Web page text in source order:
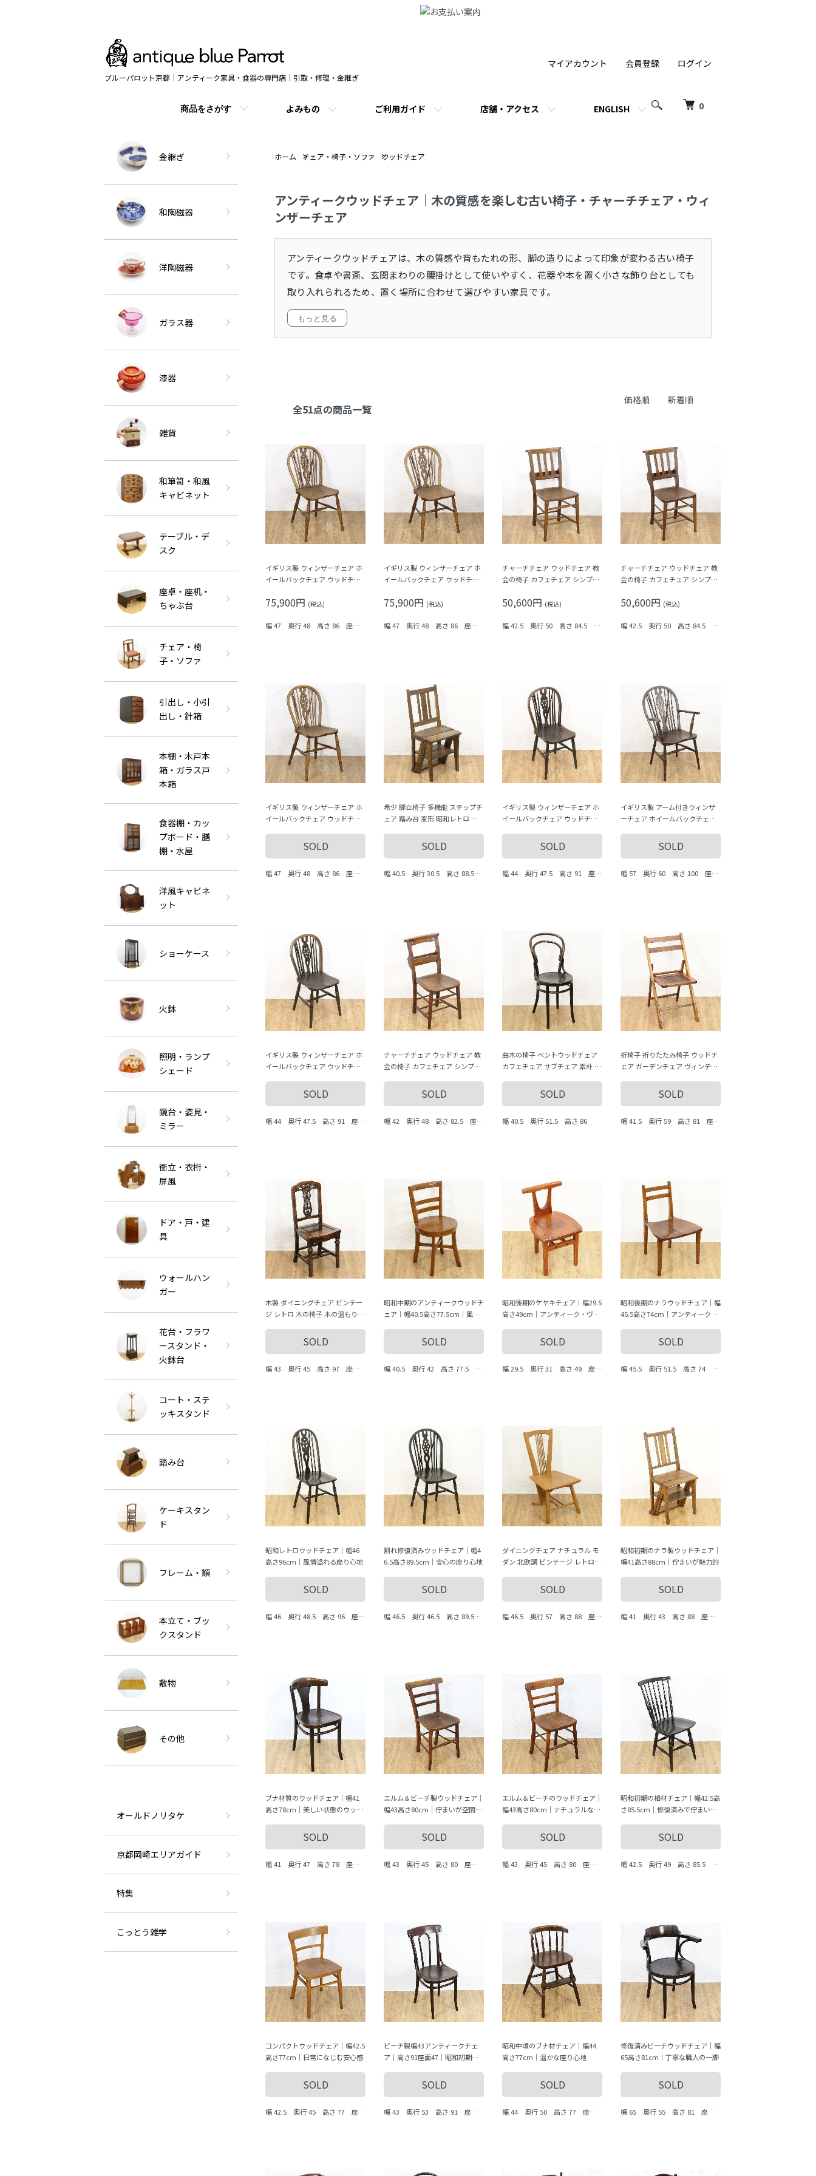
ブルーパロット京都｜アンティーク家具・食器の専門店｜引取・修理・金継ぎ
0
商品をさがす よみもの ご利用ガイド 店舗・アクセス ENGLISH
マイアカウント 会員登録 ログイン
ホーム チェア・椅子・ソファ ウッドチェア
アンティークウッドチェア｜木の質感を楽しむ古い椅子・チャーチチェア・ウィ
ンザーチェア
アンティークウッドチェアは、木の質感や背もたれの形、脚の造りによって印象が変わる古い椅子
です。食卓や書斎、玄関まわりの腰掛けとして使いやすく、花器や本を置く小さな飾り台としても
取り入れられるため、置く場所に合わせて選びやすい家具です。
もっと見る
全51点の商品一覧
価格順 新着順
イギリス製 ウィンザーチェア ホ
イールバックチェア ウッドチェ
木の温もり C
75,900円 (税込)
幅 47 奥行 48 高さ 86 座面
イギリス製 ウィンザーチェア ホ
イールバックチェア ウッドチェ
木の温もり B
75,900円 (税込)
幅 47 奥行 48 高さ 86 座面
チャーチチェア ウッドチェア 教
会の椅子 カフェチェア シンプル
ィーク ヴィンテージ 木の温もり
50,600円 (税込)
幅 42.5 奥行 50 高さ 84.5 座
チャーチチェア ウッドチェア 教
会の椅子 カフェチェア シンプル
ィーク ヴィンテージ 木の温もり
50,600円 (税込)
幅 42.5 奥行 50 高さ 84.5 座
イギリス製 ウィンザーチェア ホ
イールバックチェア ウッドチェ
木の温もり ASOLD
幅 47 奥行 48 高さ 86 座面
希少 脚立椅子 多機能 ステップチ
ェア 踏み台 変形 昭和レトロ 日
SOLD
幅 40.5 奥行 30.5 高さ 88.5
イギリス製 ウィンザーチェア ホ
イールバックチェア ウッドチェ
SOLD
幅 44 奥行 47.5 高さ 91 座面
イギリス製 アーム付きウィンザ
ーチェア ホイールバックチェア
ュラル 素朴 アンティーク 木の温
SOLD
幅 57 奥行 60 高さ 100 座面
イギリス製 ウィンザーチェア ホ
イールバックチェア ウッドチェ
SOLD
幅 44 奥行 47.5 高さ 91 座面
チャーチチェア ウッドチェア 教
会の椅子 カフェチェア シンプル
ィーク ヴィンテージ 木の温もり
SOLD
幅 42 奥行 48 高さ 82.5 座面
曲木の椅子 ベントウッドチェア
カフェチェア サブチェア 素朴 ア
SOLD
幅 40.5 奥行 51.5 高さ 86
折椅子 折りたたみ椅子 ウッドチ
ェア ガーデンチェア ヴィンテー
SOLD
幅 41.5 奥行 59 高さ 81 座面
木製 ダイニングチェア ビンテー
ジ レトロ 木の椅子 木の温もり
SOLD
幅 43 奥行 45 高さ 97 座面
昭和中期のアンティークウッドチ
ェア｜幅40.5高さ77.5cm｜風格
SOLD
幅 40.5 奥行 42 高さ 77.5 座
昭和後期のケヤキチェア｜幅29.5
高さ49cm｜アンティーク・ヴィ
SOLD
幅 29.5 奥行 31 高さ 49 座面
昭和後期のナラウッドチェア｜幅
45.5高さ74cm｜アンティークで
SOLD
幅 45.5 奥行 51.5 高さ 74 座
昭和レトロウッドチェア｜幅46
高さ96cm｜風情溢れる座り心地
SOLD
幅 46 奥行 48.5 高さ 96 座面
割れ修復済みウッドチェア｜幅4
6.5高さ89.5cm｜安心の座り心地
SOLD
幅 46.5 奥行 46.5 高さ 89.5
ダイニングチェア ナチュラル モ
ダン 北欧調 ビンテージ レトロ
SOLD
幅 46.5 奥行 57 高さ 88 座面
昭和初期のナラ製ウッドチェア｜
幅41高さ88cm｜佇まいが魅力的
SOLD
幅 41 奥行 43 高さ 88 座面
ブナ材質のウッドチェア｜幅41
高さ78cm｜美しい状態のウッド
SOLD
幅 41 奥行 47 高さ 78 座面
エルム＆ビーチ製ウッドチェア｜
幅43高さ80cm｜佇まいが空間に
SOLD
幅 43 奥行 45 高さ 80 座面
エルム＆ビーチのウッドチェア｜
幅43高さ80cm｜ナチュラルな空
SOLD
幅 43 奥行 45 高さ 80 座面
昭和初期の楢材チェア｜幅42.5高
さ85.5cm｜修復済みで佇まい抜
SOLD
幅 42.5 奥行 49 高さ 85.5 座
コンパクトウッドチェア｜幅42.5
高さ77cm｜日常になじむ安心感
SOLD
幅 42.5 奥行 45 高さ 77 座面
ビーチ製幅43アンティークチェ
ア｜高さ91座面47｜昭和初期修
SOLD
幅 43 奥行 53 高さ 91 座面
昭和中頃のブナ材チェア｜幅44
高さ77cm｜温かな座り心地
SOLD
幅 44 奥行 50 高さ 77 座面
修復済みビーチウッドチェア｜幅
65高さ81cm｜丁寧な職人の一脚
SOLD
幅 65 奥行 55 高さ 81 座面
金継ぎ
和陶磁器
洋陶磁器
ガラス器
漆器
雑貨
和箪笥・和風
キャビネット
テーブル・デ
スク
座卓・座机・
ちゃぶ台
チェア・椅
子・ソファ
引出し・小引
出し・針箱
本棚・木戸本
箱・ガラス戸
本箱
食器棚・カッ
プボード・膳
棚・水屋
洋風キャビネ
ット
ショーケース
火鉢
照明・ランプ
シェード
鏡台・姿見・
ミラー
衝立・衣桁・
屏風
ドア・戸・建
具
ウォールハン
ガー
花台・フラワ
ースタンド・
火鉢台
コート・ステ
ッキスタンド
踏み台
ケーキスタン
ド
フレーム・額
本立て・ブッ
クスタンド
敷物
その他
オールドノリタケ
京都岡崎エリアガイド
特集
こっとう雑学